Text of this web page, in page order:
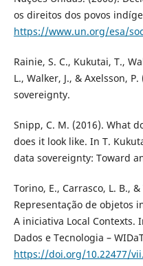
os direitos dos povos
https://www.un.org/esa/
Rainie, S. C., Kukutai, T.,
L., Walker, J., & Axelsson,
sovereignty.
Snipp, C. M. (2016). What
does it look like. In T.
data sovereignty: Toward
Torino, E., Carrasco, L. B.,
Representação de objetos
A iniciativa Local Contexts.
Dados e Tecnologia –
https://doi.org/10.22477/